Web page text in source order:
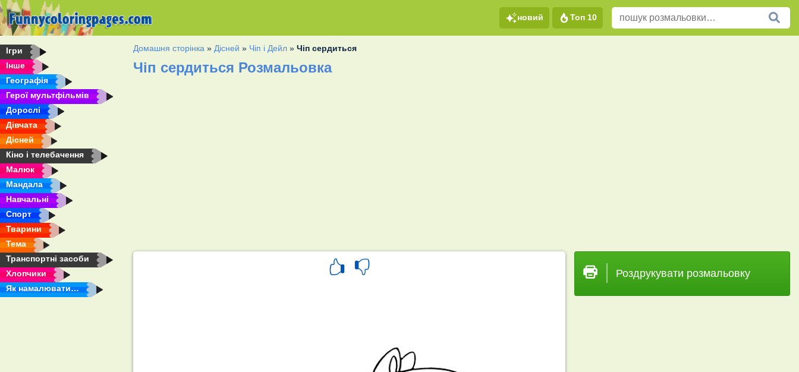
новий Топ 10
Ігри
Інше
Географія
Герої мультфільмів
Дорослі
Дівчата
Дісней
Кіно і телебачення
Малюк
Мандала
Навчальні
Спорт
Тварини
Тема
Транспортні засоби
Хлопчики
Як намалювати…
Домашня сторінка » Дісней » Чіп і Дейл »Чіп сердиться
Чіп сердиться Розмальовка
Роздрукувати розмальовку